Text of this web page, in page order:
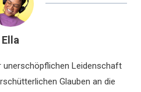
Ella
unerschöpflichen Leidenschaft
Glauben an die